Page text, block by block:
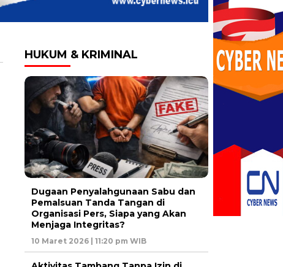
HUKUM & KRIMINAL
Dugaan Penyalahgunaan Sabu dan
Pemalsuan Tanda Tangan di
Organisasi Pers, Siapa yang Akan
Menjaga Integritas?
10 Maret 2026 | 11:20 pm WIB